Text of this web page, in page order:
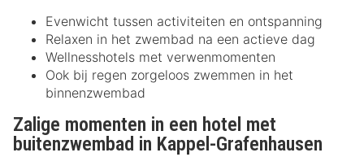
Evenwicht tussen activiteiten en ontspanning
Relaxen in het zwembad na een actieve dag
Wellnesshotels met verwenmomenten
Ook bij regen zorgeloos zwemmen in het
binnenzwembad
Zalige momenten in een hotel met
buitenzwembad in Kappel-Grafenhausen